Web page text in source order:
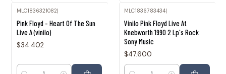
MLC1836321082|
Pink Floyd - Heart Of The Sun
Live A (vinilo)
$34.402
MLC1836783434
Vinilo Pink Floyd Live At
Knebworth 1990 2 Lp's Rock
Sony Music
$47.600